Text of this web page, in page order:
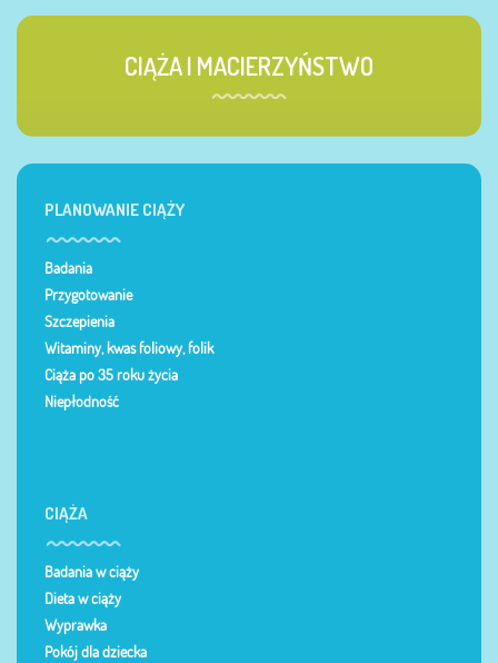
CIĄŻA I MACIERZYŃSTWO
PLANOWANIE CIĄŻY
Badania
Przygotowanie
Szczepienia
Witaminy, kwas foliowy, folik
Ciąża po 35 roku życia
Niepłodność
CIĄŻA
Badania w ciąży
Dieta w ciąży
Wyprawka
Pokój dla dziecka